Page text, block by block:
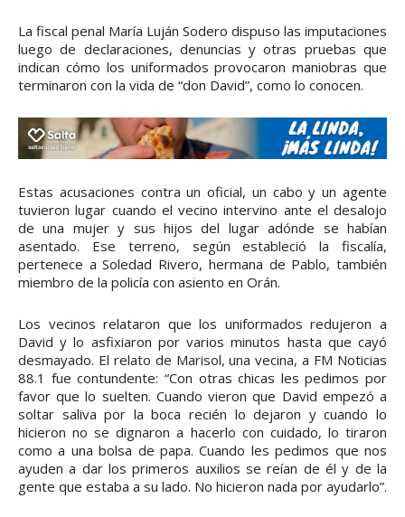
La fiscal penal María Luján Sodero dispuso las imputaciones
luego de declaraciones, denuncias y otras pruebas que
indican cómo los uniformados provocaron maniobras que
terminaron con la vida de “don David”, como lo conocen.
Estas acusaciones contra un oficial, un cabo y un agente
tuvieron lugar cuando el vecino intervino ante el desalojo
de una mujer y sus hijos del lugar adónde se habían
asentado. Ese terreno, según estableció la fiscalía,
pertenece a Soledad Rivero, hermana de Pablo, también
miembro de la policía con asiento en Orán.
Los vecinos relataron que los uniformados redujeron a
David y lo asfixiaron por varios minutos hasta que cayó
desmayado. El relato de Marisol, una vecina, a FM Noticias
88.1 fue contundente: “Con otras chicas les pedimos por
favor que lo suelten. Cuando vieron que David empezó a
soltar saliva por la boca recién lo dejaron y cuando lo
hicieron no se dignaron a hacerlo con cuidado, lo tiraron
como a una bolsa de papa. Cuando les pedimos que nos
ayuden a dar los primeros auxilios se reían de él y de la
gente que estaba a su lado. No hicieron nada por ayudarlo”.